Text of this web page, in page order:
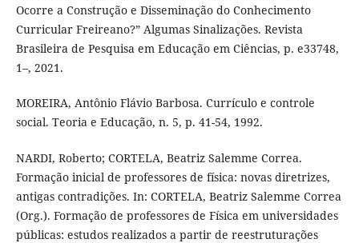
Ocorre a Construção e Disseminação do Conhecimento
Curricular Freireano?” Algumas Sinalizações. Revista
Brasileira de Pesquisa em Educação em Ciências, p. e33748,
1–, 2021.
MOREIRA, Antônio Flávio Barbosa. Currículo e controle
social. Teoria e Educação, n. 5, p. 41-54, 1992.
NARDI, Roberto; CORTELA, Beatriz Salemme Correa.
Formação inicial de professores de física: novas diretrizes,
antigas contradições. In: CORTELA, Beatriz Salemme Correa
(Org.). Formação de professores de Física em universidades
públicas: estudos realizados a partir de reestruturações